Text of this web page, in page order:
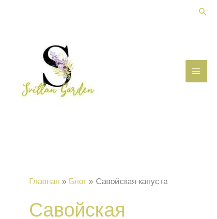
Главная Блог Савойская капуста
Савойская